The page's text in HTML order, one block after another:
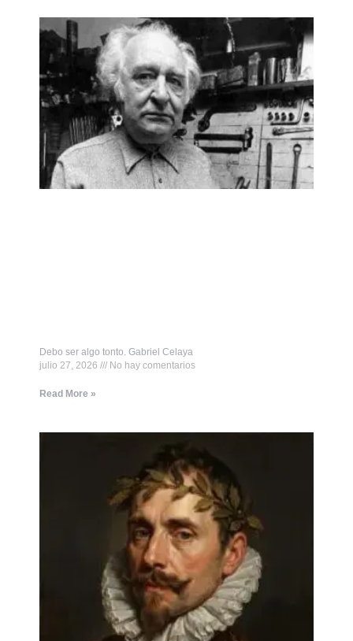
Debo ser algo tonto. Gabriel Celaya
julio 27, 2026
No hay comentarios
Read More »